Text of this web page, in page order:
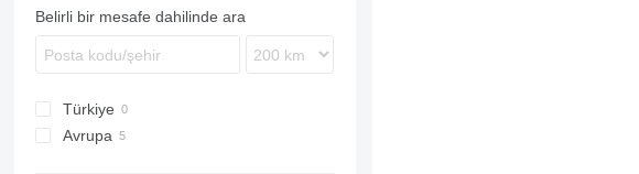
Belirli bir mesafe dahilinde ara
Türkiye
Avrupa